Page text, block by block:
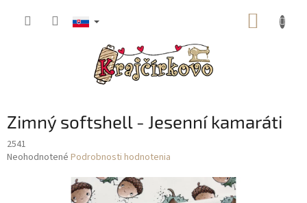
Zimný softshell - Jesenní kamaráti
2541
Priemerné
Neohodnotené Podrobnosti hodnotenia